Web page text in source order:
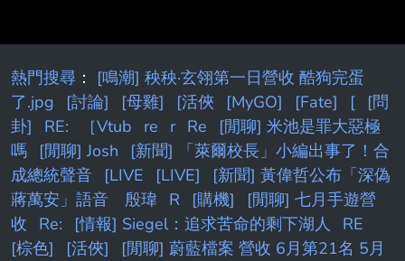
名稱）： 原動機（汽缸） * 認定為不符基準之
構造、裝置或性能狀況及其原因： 在引擎（原
動機）方面，由於汽缸加工的製程管理不當，導
熱門搜尋 ： [鳴潮] 秧秧·玄翎第一日營收 酷狗完蛋
了.jpg
[討論] [母雞] [活俠 [MyGO] [Fate] [
[問
卦]
RE: ［Vtub re r Re
[閒聊] 米池是罪大惡極
嗎
[閒聊] Josh
[新聞] 「萊爾校長」小編出事了！合
成總統聲音
[LIVE [LIVE]
[新聞] 黃偉哲公布「深偽
蔣萬安」語音 殷瑋 R [購機]
[閒聊] 七月手遊營
收
Re: [情報] Siegel：追求苦命的剩下湖人
RE
[棕色]
[活俠]
[閒聊] 蔚藍檔案 營收 6月第21名 5月